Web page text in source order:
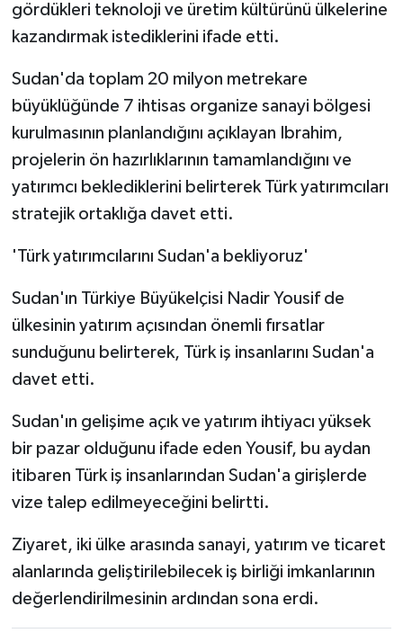
gördükleri teknoloji ve üretim kültürünü ülkelerine
kazandırmak istediklerini ifade etti.
Sudan'da toplam 20 milyon metrekare
büyüklüğünde 7 ihtisas organize sanayi bölgesi
kurulmasının planlandığını açıklayan Ibrahim,
projelerin ön hazırlıklarının tamamlandığını ve
yatırımcı beklediklerini belirterek Türk yatırımcıları
stratejik ortaklığa davet etti.
'Türk yatırımcılarını Sudan'a bekliyoruz'
Sudan'ın Türkiye Büyükelçisi Nadir Yousif de
ülkesinin yatırım açısından önemli fırsatlar
sunduğunu belirterek, Türk iş insanlarını Sudan'a
davet etti.
Sudan'ın gelişime açık ve yatırım ihtiyacı yüksek
bir pazar olduğunu ifade eden Yousif, bu aydan
itibaren Türk iş insanlarından Sudan'a girişlerde
vize talep edilmeyeceğini belirtti.
Ziyaret, iki ülke arasında sanayi, yatırım ve ticaret
alanlarında geliştirilebilecek iş birliği imkanlarının
değerlendirilmesinin ardından sona erdi.